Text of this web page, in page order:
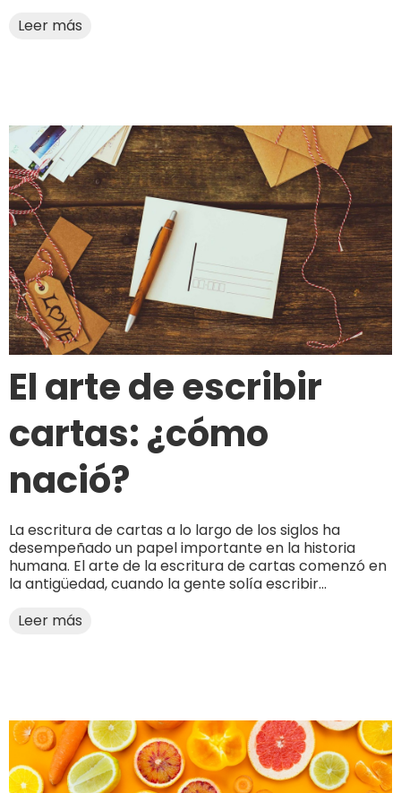
Leer más
El arte de escribir
cartas: ¿cómo
nació?
La escritura de cartas a lo largo de los siglos ha
desempeñado un papel importante en la historia
humana. El arte de la escritura de cartas comenzó en
la antigüedad, cuando la gente solía escribir...
Leer más